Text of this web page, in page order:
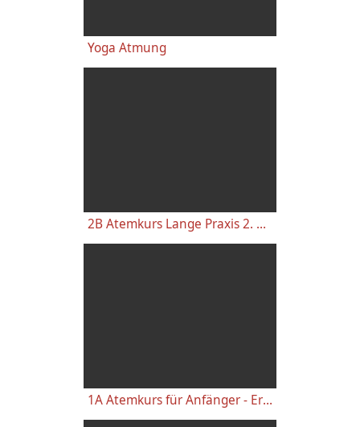
Yoga Atmung
2B Atemkurs Lange Praxis 2. Woche Stehende Atemübungen und sanfte Wechselatmung
1A Atemkurs für Anfänger - Erste Kursstunde